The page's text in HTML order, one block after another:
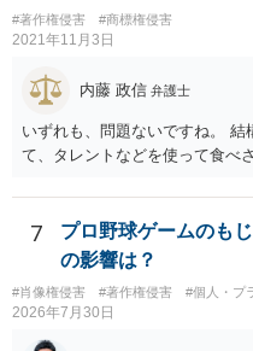
#著作権侵害 #商標権侵害
2021年11月3日
内藤 政信 弁護士
いずれも、問題ないですね。
て、タレントなどを使って食べ
7
プロ野球ゲームのも
の影響は？
#肖像権侵害 #著作権侵害 #個人・プ
2026年7月30日